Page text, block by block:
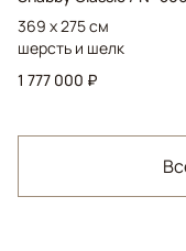
369 x 275 см
шерсть и шелк
1 777 000 ₽